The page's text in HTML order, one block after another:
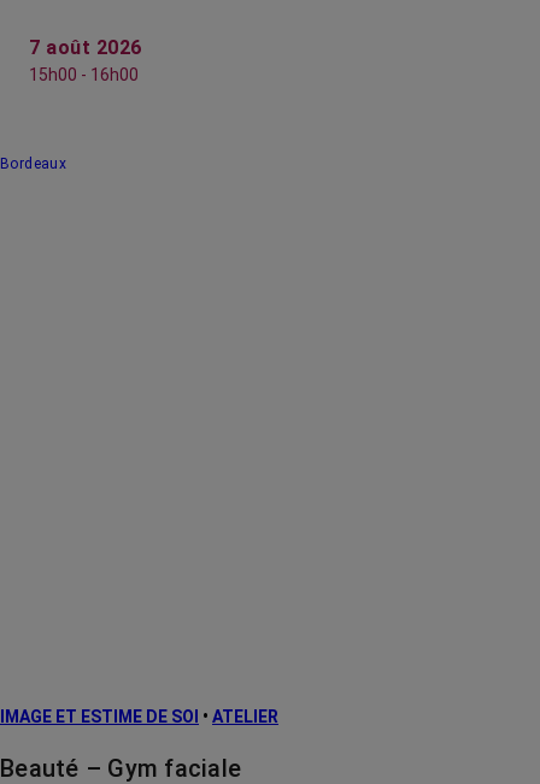
7 août 2026
15h00 - 16h00
Bordeaux
IMAGE ET ESTIME DE SOI • ATELIER
Beauté – Gym faciale